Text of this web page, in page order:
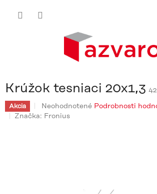
Krúžok tesniaci 20x1,3
Akcia
Priemerné
hodnotenie
Neohodnotené Podrobnosti
Značka: Fronius